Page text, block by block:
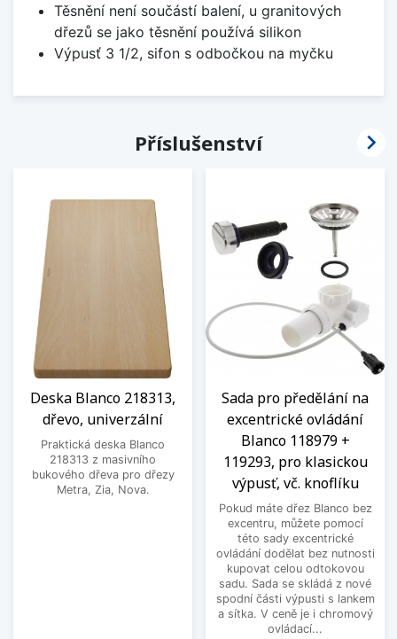
Těsnění není součástí balení, u granitových
dřezů se jako těsnění používá silikon
Výpusť 3 1/2, sifon s odbočkou na myčku
Příslušenství
Deska Blanco 218313,
dřevo, univerzální
Praktická deska Blanco
218313 z masivního
bukového dřeva pro dřezy
Metra, Zia, Nova.
Sada pro předělání na
excentrické ovládání
Blanco 118979 +
119293, pro klasickou
výpusť, vč. knoflíku
Pokud máte dřez Blanco bez
excentru, můžete pomocí
této sady excentrické
ovládání dodělat bez nutnosti
kupovat celou odtokovou
sadu. Sada se skládá z nové
spodní části výpusti s lankem
a sítka. V ceně je i chromový
ovládací...
